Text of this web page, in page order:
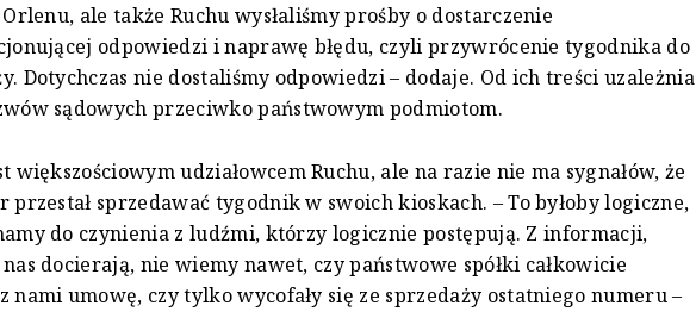
ale także Ruchu wysłaliśmy prośby o dostarczenie
odpowiedzi i naprawę błędu, czyli przywrócenie tygodnika do
Dotychczas nie dostaliśmy odpowiedzi – dodaje. Od ich treści uzależnia
sądowych przeciwko państwowym podmiotom.
większościowym udziałowcem Ruchu, ale na razie nie ma sygnałów, że
sprzedawać tygodnik w swoich kioskach. – To byłoby logiczne,
do czynienia z ludźmi, którzy logicznie postępują. Z informacji,
docierają, nie wiemy nawet, czy państwowe spółki całkowicie
nami umowę, czy tylko wycofały się ze sprzedaży ostatniego numeru –